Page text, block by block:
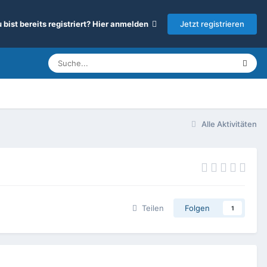
bist bereits registriert? Hier anmelden Jetzt registrieren
Alle Aktivitäten
Teilen Folgen 1